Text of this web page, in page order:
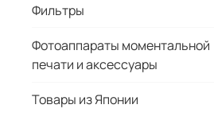
Фильтры
Фотоаппараты моментальной
печати и аксессуары
Товары из Японии